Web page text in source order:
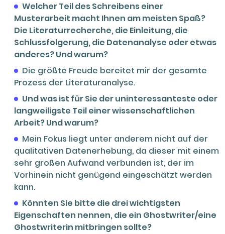
Welcher Teil des Schreibens einer
Musterarbeit macht Ihnen am meisten Spaß?
Die Literaturrecherche, die Einleitung, die
Schlussfolgerung, die Datenanalyse oder etwas
anderes? Und warum?
Die größte Freude bereitet mir der gesamte
Prozess der Literaturanalyse.
Und was ist für Sie der uninteressanteste oder
langweiligste Teil einer wissenschaftlichen
Arbeit? Und warum?
Mein Fokus liegt unter anderem nicht auf der
qualitativen Datenerhebung, da dieser mit einem
sehr großen Aufwand verbunden ist, der im
Vorhinein nicht genügend eingeschätzt werden
kann.
Könnten Sie bitte die drei wichtigsten
Eigenschaften nennen, die ein Ghostwriter/eine
Ghostwriterin mitbringen sollte?